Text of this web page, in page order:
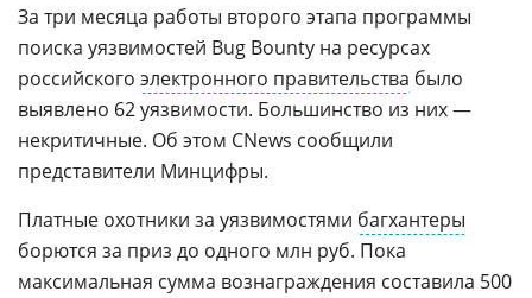
За три месяца работы второго этапа программы
поиска уязвимостей Bug Bounty на ресурсах
российского электронного правительства было
выявлено 62 уязвимости. Большинство из них —
некритичные. Об этом CNews сообщили
представители Минцифры.
Платные охотники за уязвимостями багхантеры
борются за приз до одного млн руб. Пока
максимальная сумма вознаграждения составила 500